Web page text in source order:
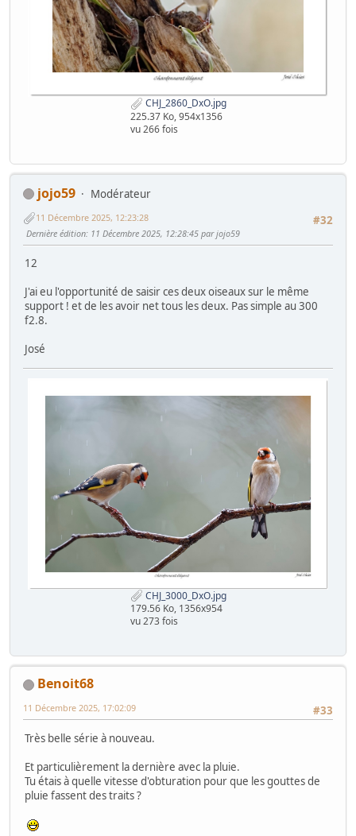
CHJ_2860_DxO.jpg
225.37 Ko, 954x1356
vu 266 fois
jojo59
Modérateur
#32
11 Décembre 2025, 12:23:28
Dernière édition: 11 Décembre 2025, 12:28:45 par jojo59
12
J'ai eu l'opportunité de saisir ces deux oiseaux sur le même
support ! et de les avoir net tous les deux. Pas simple au 300
f2.8.
José
CHJ_3000_DxO.jpg
179.56 Ko, 1356x954
vu 273 fois
Benoit68
#33
11 Décembre 2025, 17:02:09
Très belle série à nouveau.
Et particulièrement la dernière avec la pluie.
Tu étais à quelle vitesse d'obturation pour que les gouttes de
pluie fassent des traits ?